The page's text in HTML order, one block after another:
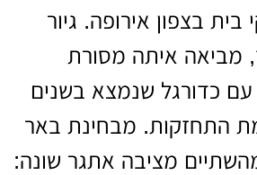
בצפון אירופה. גיור
מביאה איתה מסורת
עם כדורגל שנמצא בשנים
התחזקות. מבחינת באר
מציבה אתגר שונה: